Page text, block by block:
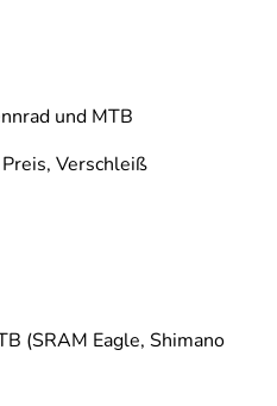
und MTB
Verschleiß
(SRAM Eagle, Shimano